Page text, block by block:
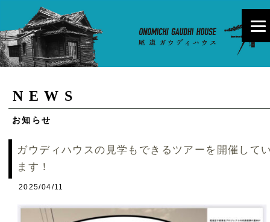
NEWS
お知らせ
ガウディハウスの見学もできるツアーを開催して
ます！
2025/04/11